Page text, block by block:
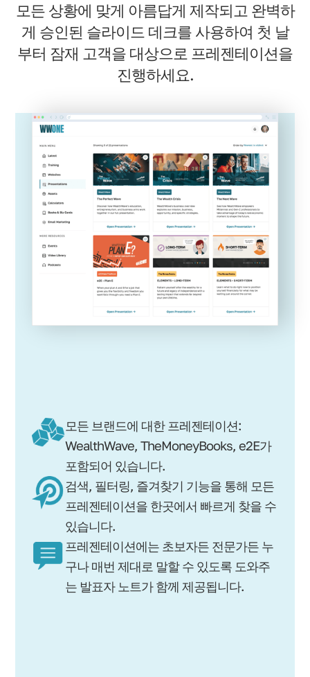
모든 상황에 맞게 아름답게 제작되고 완벽하
게 승인된 슬라이드 데크를 사용하여 첫 날
부터 잠재 고객을 대상으로 프레젠테이션을
진행하세요.
모든 브랜드에 대한 프레젠테이션:
WealthWave, TheMoneyBooks, e2E가
포함되어 있습니다.
검색, 필터링, 즐겨찾기 기능을 통해 모든
프레젠테이션을 한곳에서 빠르게 찾을 수
있습니다.
프레젠테이션에는 초보자든 전문가든 누
구나 매번 제대로 말할 수 있도록 도와주
는 발표자 노트가 함께 제공됩니다.